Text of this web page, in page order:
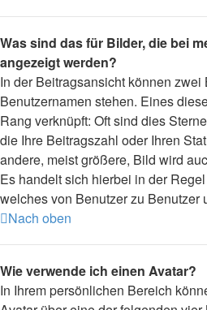
Was sind das für Bilder, die bei
angezeigt werden?
In der Beitragsansicht können zwei
Benutzernamen stehen. Eines
Rang verknüpft: Oft sind dies
die Ihre Beitragszahl oder Ihren
andere, meist größere, Bild wird
Es handelt sich hierbei in der
welches von Benutzer zu Benutzer
Nach oben
Wie verwende ich einen Avatar?
In Ihrem persönlichen Bereich